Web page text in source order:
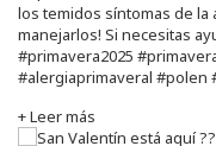
los temidos síntomas de la
manejarlos! Si necesitas
#primavera2025
#alergiaprimaveral #polen
+ Leer más